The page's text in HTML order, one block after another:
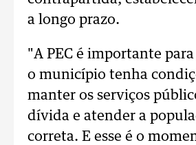
a longo prazo.
"A PEC é importante
o município tenha
manter os serviços
dívida e atender a
correta. E esse é o